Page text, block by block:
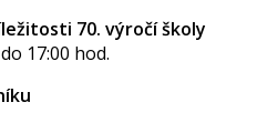
70. výročí školy
17:00 hod.